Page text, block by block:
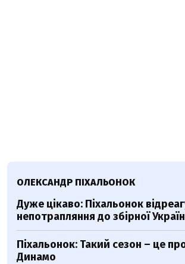
ОЛЕКСАНДР ПІХАЛЬОНОК
Дуже цікаво: Піхальонок
непотрапляння до збірної
Піхальонок: Такий сезон – це
Динамо